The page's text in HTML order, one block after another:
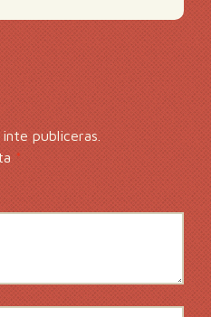
publiceras.
*